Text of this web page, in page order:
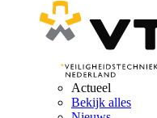
Actueel
Bekijk alles